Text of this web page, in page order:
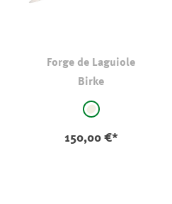
Forge de Laguiole
Birke
auswählen
natur
150,00 €*